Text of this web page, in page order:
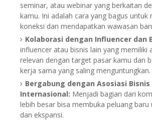
seminar, atau webinar yang berkaitan
kamu. Ini adalah cara yang bagus untuk
koneksi dan mendapatkan wawasan
Kolaborasi dengan Influencer dan
influencer atau bisnis lain yang memiliki
relevan dengan target pasar kamu dan
kerja sama yang saling menguntungkan.
Bergabung dengan Asosiasi
Internasional: Menjadi bagian dari
lebih besar bisa membuka peluang
dan ekspansi.